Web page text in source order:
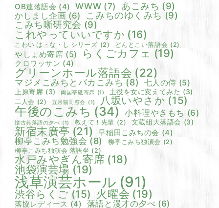
OB連落語会 (4) WWW (7) あこみち (9)
かしまし企画 (6) こみちのゆくみち (9)
こみち噺研究会 (9)
これやっていいですか (16)
こわい は・な・し シリーズ (2) どんとこい落語会 (2)
やしょめ寄席 (5) らくごカフェ (19)
クロワッサン (4)
グリーンホール落語会 (22)
マジメこみちとバカこみち (8) 七人の侍 (5)
上原寄席 (3) 両国亭砥寄席 (1) 主役を女に変えてみた (3)
二人会 (2) 五月猫同窓会 (1) 八坂いやさか (15)
午後のこみち (34) 小料理やきもち (6)
懐古典落語の夕べ (1) 教えて！先輩 (2) 文蔵組大落語会 (3)
新宿末廣亭 (21) 早稲田こみちの会 (4)
柳亭こみち勉強会 (8) 柳亭こみち独演会 (2)
柳亭こみち独演会 落語坐 (2)
水戸みやぎん寄席 (18)
池袋演芸場 (19)
浅草演芸ホール (91)
渋谷らくご (15) 火曜会 (19)
落協レディース (4) 落語と漫才の夕べ (6)